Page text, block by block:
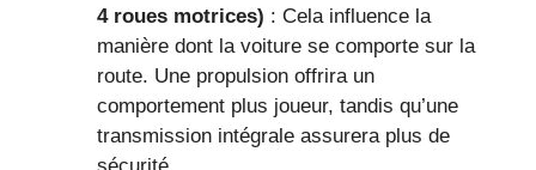
4 roues motrices) : Cela influence la
manière dont la voiture se comporte sur la
route. Une propulsion offrira un
comportement plus joueur, tandis qu’une
transmission intégrale assurera plus de